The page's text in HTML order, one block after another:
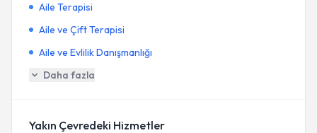
Aile Terapisi
Aile ve Çift Terapisi
Aile ve Evlilik Danışmanlığı
Daha fazla
Yakın Çevredeki Hizmetler